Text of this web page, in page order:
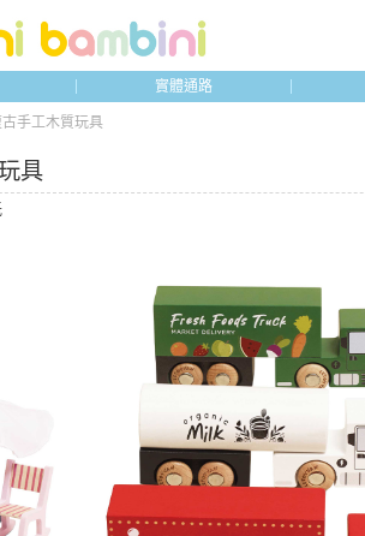
實體通路
手工木質玩具
具